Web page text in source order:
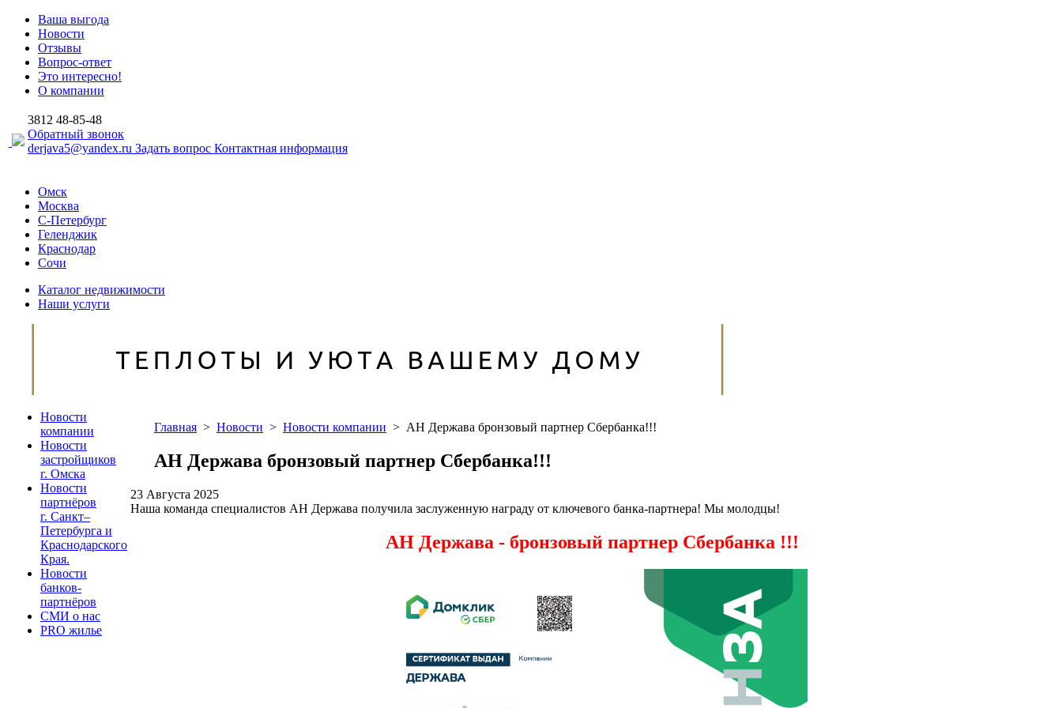
Ваша выгода
Новости
Отзывы
Вопрос-ответ
Это интересно!
О компании
3812 48-85-48
Обратный звонок
derjava5@yandex.ru Задать вопрос Контактная информация
Омск
Москва
С-Петербург
Геленджик
Краснодар
Сочи
Каталог недвижимости
Наши услуги
Новости
компании
Новости
застройщиков
г. Омска
Новости
партнёров
г. Санкт–
Петербурга и
Краснодарского
Края.
Новости
банков-
партнёров
СМИ о нас
PRO жилье
Главная > Новости > Новости компании > АН Держава бронзовый партнер Сбербанка!!!
АН Держава бронзовый партнер Сбербанка!!!
23 Августа 2025
Наша команда специалистов АН Держава получила заслуженную награду от ключевого банка-партнера! Мы молодцы!
АН Держава - бронзовый партнер Сбербанка !!!